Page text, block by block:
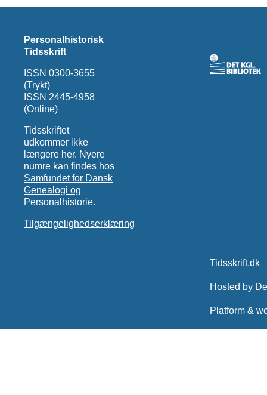
Personalhistorisk
Tidsskrift
ISSN 0300-3655
(Trykt)
ISSN 2445-4958
(Online)
Tidsskriftet
udkommer ikke
længere her. Nyere
numre kan findes hos
Samfundet for Dansk
Genealogi og
Personalhistorie.
Tilgængelighedserklæring